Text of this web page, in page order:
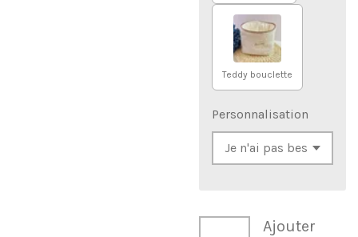
Teddy bouclette
Personnalisation
Ajouter